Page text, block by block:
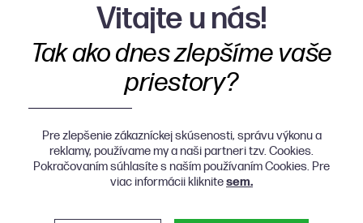
O nás
Vitajte u nás!
Tak ako dnes zlepšíme vaše
priestory?
Pre zlepšenie zákazníckej skúsenosti, správu výkonu a
reklamy, používame my a naši partneri tzv. Cookies.
Pokračovaním súhlasíte s naším používaním Cookies. Pre
viac informácii kliknitesem.